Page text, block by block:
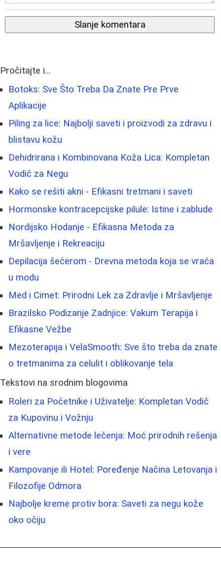
Slanje komentara
Pročitajte i...
Botoks: Sve Što Treba Da Znate Pre Prve
Aplikacije
Piling za lice: Najbolji saveti i proizvodi za zdravu i
blistavu kožu
Dehidrirana i Kombinovana Koža Lica: Kompletan
Vodič za Negu
Kako se rešiti akni - Efikasni tretmani i saveti
Hormonske kontracepcijske pilule: Istine i zablude
Nordijsko Hodanje - Efikasna Metoda za
Mršavljenje i Rekreaciju
Depilacija šećerom - Drevna metoda koja se vraća
u modu
Med i Cimet: Prirodni Lek za Zdravlje i Mršavljenje
Brazilsko Podizanje Zadnjice: Vakum Terapija i
Efikasne Vežbe
Mezoterapija i VelaSmooth: Sve što treba da znate
o tretmanima za celulit i oblikovanje tela
Tekstovi na srodnim blogovima
Roleri za Početnike i Uživatelje: Kompletan Vodič
za Kupovinu i Vožnju
Alternativne metode lečenja: Moć prirodnih rešenja
i vere
Kampovanje ili Hotel: Poređenje Načina Letovanja i
Filozofije Odmora
Najbolje kreme protiv bora: Saveti za negu kože
oko očiju